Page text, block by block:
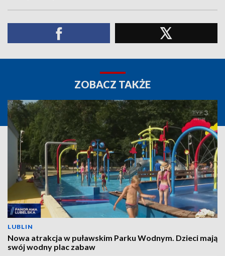
ZOBACZ TAKŻE
LUBLIN
Nowa atrakcja w puławskim Parku Wodnym. Dzieci mają
swój wodny plac zabaw